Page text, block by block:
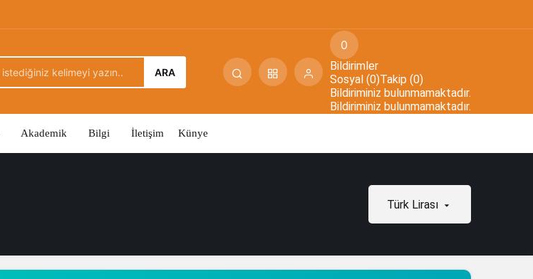
ARA
0
Bildirimler
Sosyal (0)Takip (0)
Bildiriminiz bulunmamaktadır.
Bildiriminiz bulunmamaktadır.
Akademik Bilgi İletişim Künye
Türk Lirası